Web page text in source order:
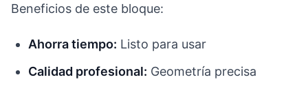
Beneficios de este bloque:
Ahorra tiempo: Listo para usar
Calidad profesional: Geometría precisa